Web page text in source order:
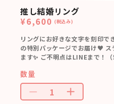
推し結婚リング
¥6,600 (税込み)
リングにお好きな文字を刻印
の特別パッケージでお届け♥ ス
ます✨ ご不明点はLINEまで！
数量